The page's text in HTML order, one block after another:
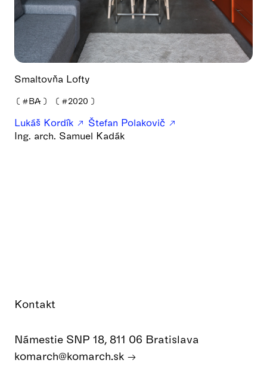
Smaltovňa Lofty
❪ #BA ❫ ❪ #2020 ❫
Lukáš Kordík
Štefan Polakovič
Ing. arch. Samuel Kadák
Kontakt
Námestie SNP 18, 811 06 Bratislava
komarch@komarch.sk